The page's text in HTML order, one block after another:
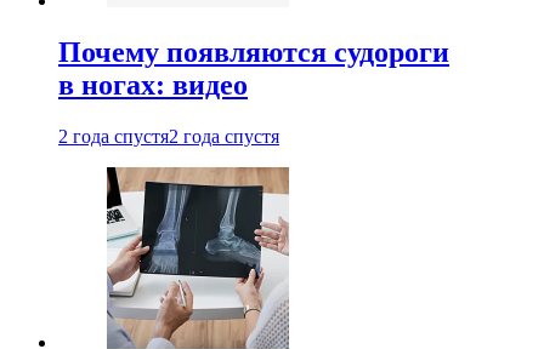
Почему появляются судороги
в ногах: видео
2 года спустя2 года спустя